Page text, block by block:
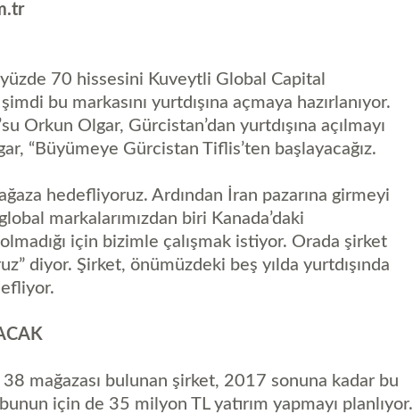
yüzde 70 hissesini Kuveytli Global Capital
bu markasını yurtdışına açmaya hazırlanıyor.
Orkun Olgar, Gürcistan’dan yurtdışına açılmayı
“Büyümeye Gürcistan Tiflis’ten başlayacağız.
hedefliyoruz. Ardından İran pazarına girmeyi
markalarımızdan biri Kanada’daki
için bizimle çalışmak istiyor. Orada şirket
diyor. Şirket, önümüzdeki beş yılda yurtdışında
38 mağazası bulunan şirket, 2017 sonuna kadar bu
için de 35 milyon TL yatırım yapmayı planlıyor.